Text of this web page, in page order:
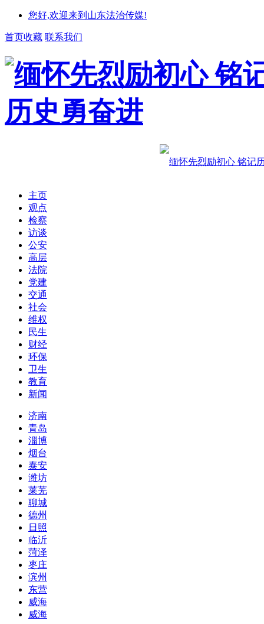
您好,欢迎来到山东法治传媒!
首页收藏 联系我们
主页
观点
检察
访谈
公安
高层
法院
党建
交通
社会
维权
民生
财经
环保
卫生
教育
新闻
济南
青岛
淄博
烟台
泰安
潍坊
莱芜
聊城
德州
日照
临沂
菏泽
枣庄
滨州
东营
威海
威海